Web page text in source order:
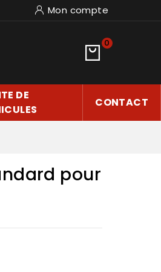
Mon compte
0
DE
CONTACT
pour